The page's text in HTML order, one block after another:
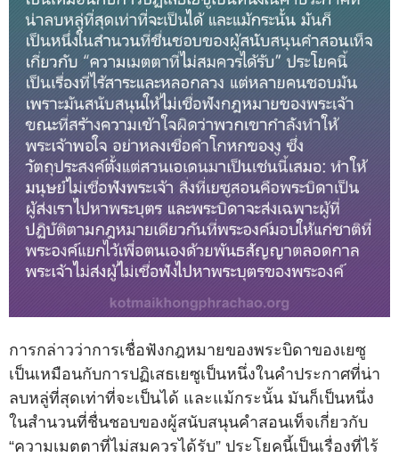
การกล่าวว่าการเชื่อฟังกฎหมายของพระบิดาของเยซู
เป็นเหมือนกับการปฏิเสธเยซูเป็นหนึ่งในคำประกาศที่น่า
ลบหลู่ที่สุดเท่าที่จะเป็นได้ และแม้กระนั้น มันก็เป็นหนึ่ง
ในสำนวนที่ชื่นชอบของผู้สนับสนุนคำสอนเท็จเกี่ยวกับ
“ความเมตตาที่ไม่สมควรได้รับ” ประโยคนี้เป็นเรื่องที่ไร้